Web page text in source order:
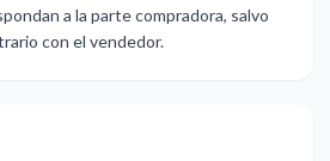
‌a la ‌parte ‌compradora, salvo
‌con ‌el ‌vendedor.